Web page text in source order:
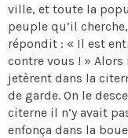
ville, et toute la
peuple qu’il
répondit : « Il est
contre vous ! »
jetèrent dans la
de garde. On le
citerne il n’y avait
enfonça dans la